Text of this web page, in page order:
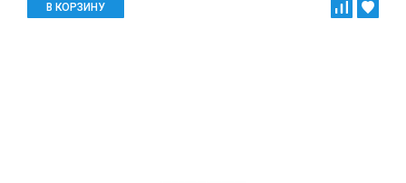
В КОРЗИНУ